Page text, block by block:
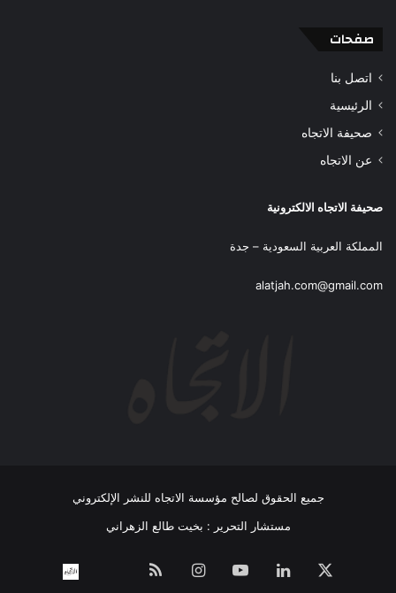
صفحات
اتصل بنا
الرئيسية
صحيفة الاتجاه
عن الاتجاه
صحيفة الاتجاه الالكترونية
المملكة العربية السعودية – جدة
alatjah.com@gmail.com
جميع الحقوق لصالح مؤسسة الاتجاه للنشر الإلكتروني
مستشار التحرير : بخيت طالع الزهراني
لينكدإن ‫YouTubeانستقرام نبض